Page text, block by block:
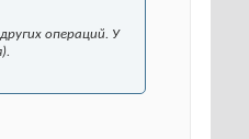
операций. У